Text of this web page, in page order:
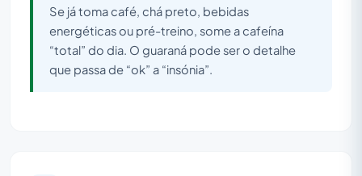
Se já toma café, chá preto, bebidas
energéticas ou pré-treino, some a cafeína
“total” do dia. O guaraná pode ser o detalhe
que passa de “ok” a “insónia”.